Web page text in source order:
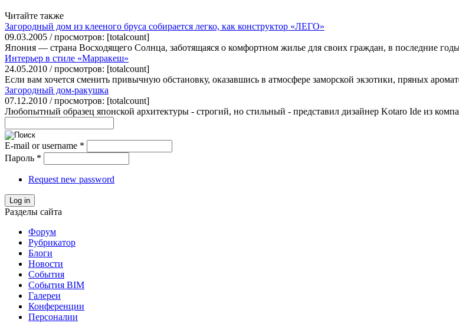
Читайте также
Загородный дом из клееного бруса собирается легко, как конструктор «ЛЕГО»
09.03.2005 / просмотров: [totalcount]
Япония — страна Восходящего Солнца, заботящаяся о комфортном жилье для своих граждан, в последние
Интерьер в стиле «Марракеш»
24.05.2010 / просмотров: [totalcount]
Если вам хочется сменить привычную обстановку, оказавшись в атмосфере заморской экзотики, пряных
Загородный дом-ракушка
07.12.2010 / просмотров: [totalcount]
Любопытный образец японской архитектуры - строгий, но стильный - представил дизайнер Kotaro Ide из
E-mail or username *
Пароль *
Request new password
Log in
Разделы сайта
Форум
Рубрикатор
Блоги
Новости
События
События BIM
Галереи
Конференции
Персоналии